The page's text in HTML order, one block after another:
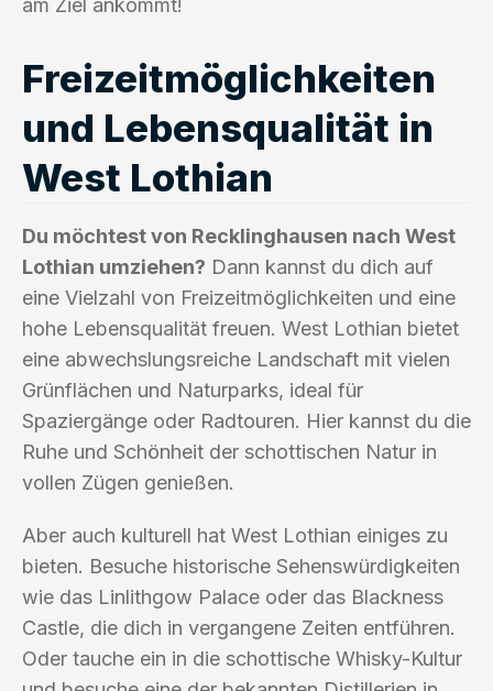
am Ziel ankommt!
Freizeitmöglichkeiten
und Lebensqualität in
West Lothian
Du möchtest von Recklinghausen nach West
Lothian umziehen? Dann kannst du dich auf
eine Vielzahl von Freizeitmöglichkeiten und eine
hohe Lebensqualität freuen. West Lothian bietet
eine abwechslungsreiche Landschaft mit vielen
Grünflächen und Naturparks, ideal für
Spaziergänge oder Radtouren. Hier kannst du die
Ruhe und Schönheit der schottischen Natur in
vollen Zügen genießen.
Aber auch kulturell hat West Lothian einiges zu
bieten. Besuche historische Sehenswürdigkeiten
wie das Linlithgow Palace oder das Blackness
Castle, die dich in vergangene Zeiten entführen.
Oder tauche ein in die schottische Whisky-Kultur